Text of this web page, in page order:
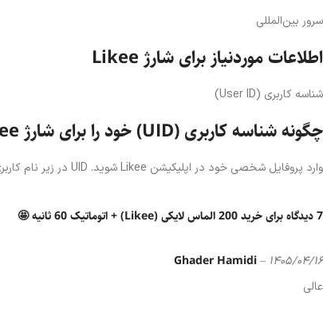
سرور بین‌المللی
اطلاعات موردنیاز برای شارژ Likee
شناسه کاربری (User ID)
چگونه شناسه کاربری (UID) خود را برای شارژ Likee پیدا کنیم؟
وارد پروفایل شخصی خود در اپلیکیشن Likee شوید. UID در زیر نام کاربری شما نمایش داده می‌شود.
7 دیدگاه برای خرید 200 الماس لایکی (Likee) + اتوماتیک 60 ثانیه 🤩
Ghader Hamidi– 1405/04/16
عالی